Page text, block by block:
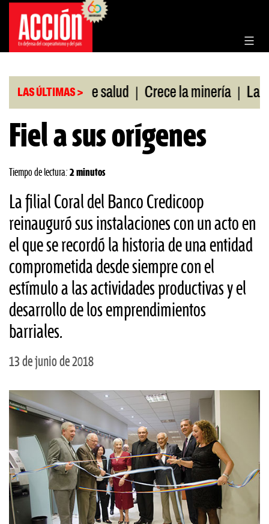
Saltar
contenido
LAS ÚLTIMAS >
cobertura de salud | Crece la minería | La
Fiel a sus orígenes
Tiempo de lectura: 2 minutos
La filial Coral del Banco Credicoop
reinauguró sus instalaciones con un acto en
el que se recordó la historia de una entidad
comprometida desde siempre con el
estímulo a las actividades productivas y el
desarrollo de los emprendimientos
barriales.
13 de junio de 2018